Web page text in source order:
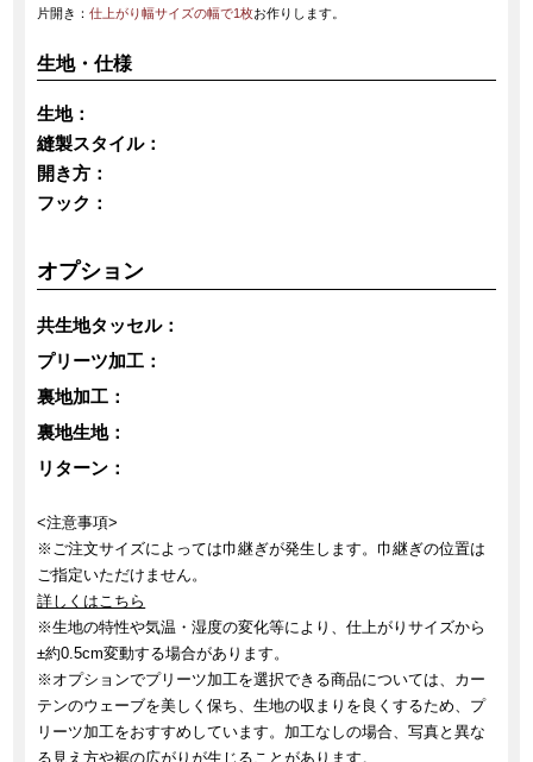
片開き：仕上がり幅サイズの幅で1枚お作りします。
生地・仕様
生地：
縫製スタイル：
開き方：
フック：
オプション
共生地タッセル：
プリーツ加工：
裏地加工：
裏地生地：
リターン：
<注意事項>
※ご注文サイズによっては巾継ぎが発生します。巾継ぎの位置は
ご指定いただけません。
詳しくはこちら
※生地の特性や気温・湿度の変化等により、仕上がりサイズから
±約0.5cm変動する場合があります。
※オプションでプリーツ加工を選択できる商品については、カー
テンのウェーブを美しく保ち、生地の収まりを良くするため、プ
リーツ加工をおすすめしています。加工なしの場合、写真と異な
る見え方や裾の広がりが生じることがあります。